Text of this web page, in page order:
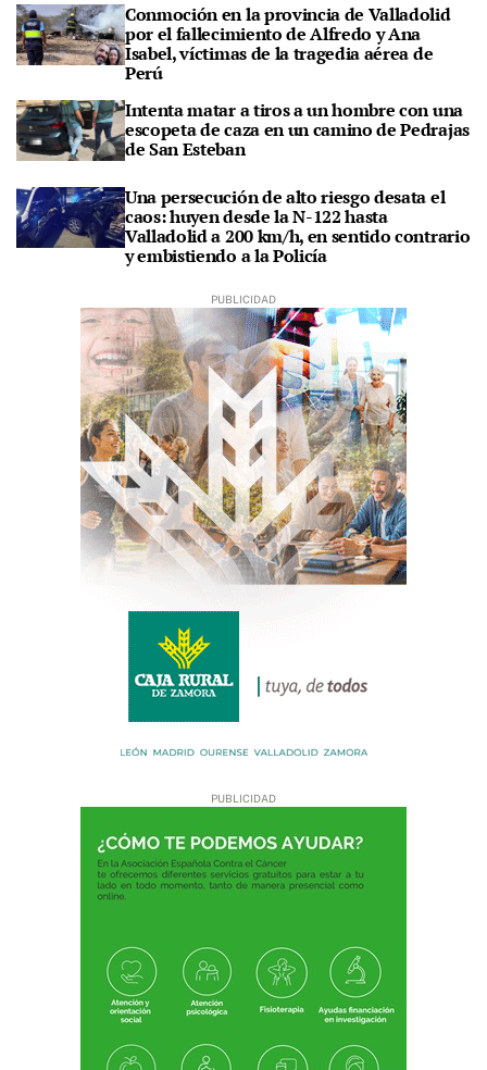
Conmoción en la provincia de Valladolid
por el fallecimiento de Alfredo y Ana
Isabel, víctimas de la tragedia aérea de
Perú
Intenta matar a tiros a un hombre con una
escopeta de caza en un camino de Pedrajas
de San Esteban
Una persecución de alto riesgo desata el
caos: huyen desde la N-122 hasta
Valladolid a 200 km/h, en sentido contrario
y embistiendo a la Policía